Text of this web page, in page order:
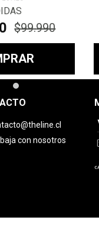
$99.990
con nosotros